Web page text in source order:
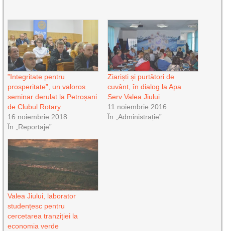
”Integritate pentru
prosperitate”, un valoros
seminar derulat la Petroșani
de Clubul Rotary
16 noiembrie 2018
În „Reportaje”
Ziariști și purtători de
cuvânt, în dialog la Apa
Serv Valea Jiului
11 noiembrie 2016
În „Administrație”
Valea Jiului, laborator
studențesc pentru
cercetarea tranziției la
economia verde